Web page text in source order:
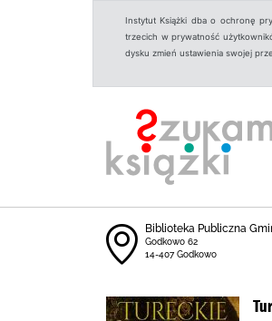
Instytut Książki dba o ochronę
trzecich w prywatność
dysku zmień ustawienia swojej
Biblioteka Publiczna
Godkowo 62
14-407 Godkowo